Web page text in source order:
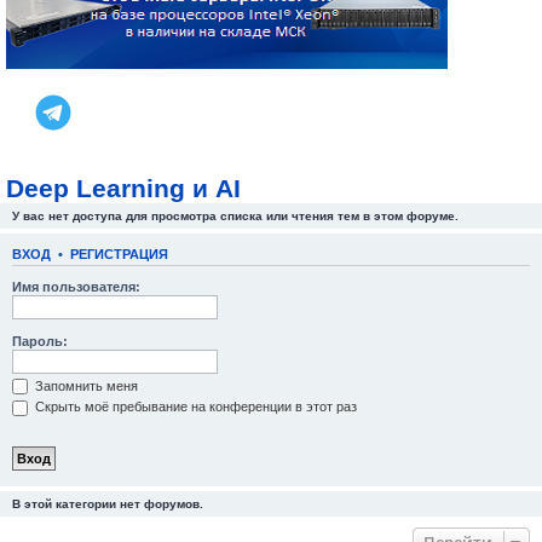
Deep Learning и AI
У вас нет доступа для просмотра списка или чтения тем в этом форуме.
ВХОД • РЕГИСТРАЦИЯ
Имя пользователя:
Пароль:
Запомнить меня
Скрыть моё пребывание на конференции в этот раз
В этой категории нет форумов.